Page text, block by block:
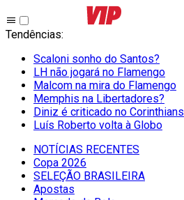
Tendências:
Scaloni sonho do Santos?
LH não jogará no Flamengo
Malcom na mira do Flamengo
Memphis na Libertadores?
Diniz é criticado no Corinthians
Luís Roberto volta à Globo
NOTÍCIAS RECENTES
Copa 2026
SELEÇÃO BRASILEIRA
Apostas